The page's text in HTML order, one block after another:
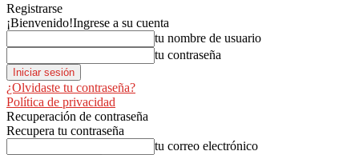
Registrarse
¡Bienvenido!Ingrese a su cuenta
tu nombre de usuario
tu contraseña
¿Olvidaste tu contraseña?
Política de privacidad
Recuperación de contraseña
Recupera tu contraseña
tu correo electrónico